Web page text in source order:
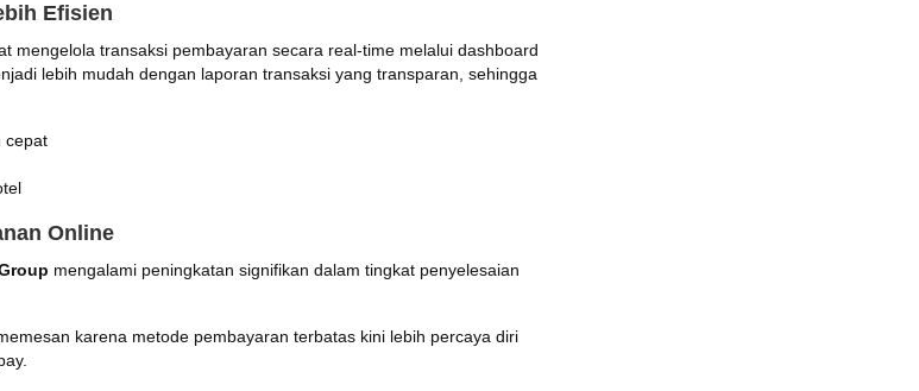
Efisien
mengelola transaksi pembayaran secara real-time melalui dashboard
lebih mudah dengan laporan transaksi yang transparan, sehingga
cepat
Online
mengalami peningkatan signifikan dalam tingkat penyelesaian
karena metode pembayaran terbatas kini lebih percaya diri